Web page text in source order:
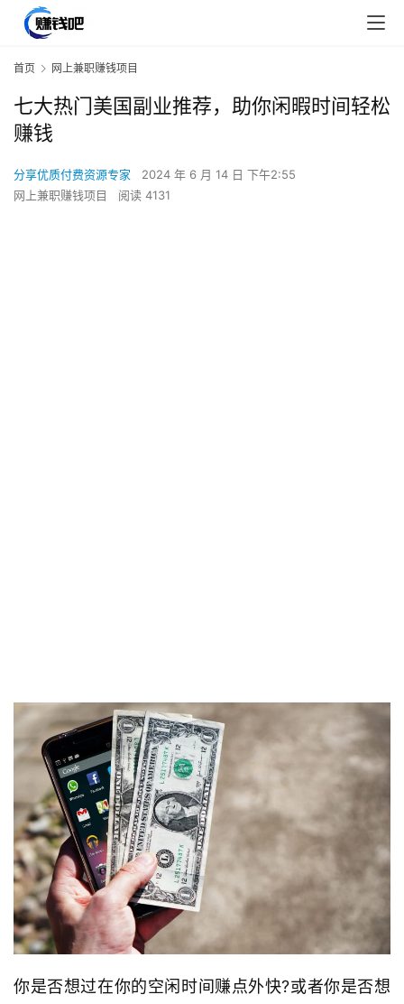
首页 网上兼职赚钱项目
七大热门美国副业推荐，助你闲暇时间轻松
赚钱
分享优质付费资源专家
2024 年 6 月 14 日 下午2:55
网上兼职赚钱项目
阅读 4131
你是否想过在你的空闲时间赚点外快?或者你是否想